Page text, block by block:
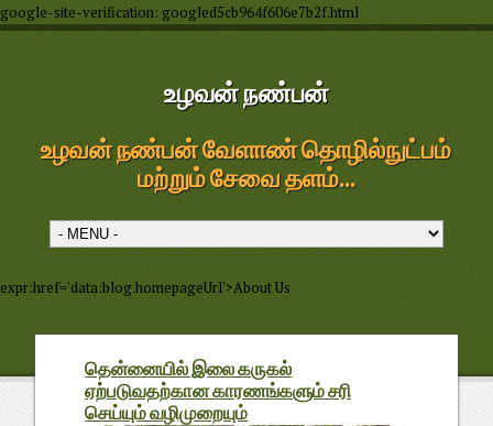
google-site-verification: googled5cb964f606e7b2f.html
உழவன் நண்பன்
உழவன் நண்பன் வேளாண் தொழில்நுட்பம்
மற்றும் சேவை தளம்...
expr:href='data:blog.homepageUrl'>About Us
தென்னையில் இலை கருகல்
ஏற்படுவதற்கான காரணங்களும் சரி
செய்யும் வழிமுறையும்